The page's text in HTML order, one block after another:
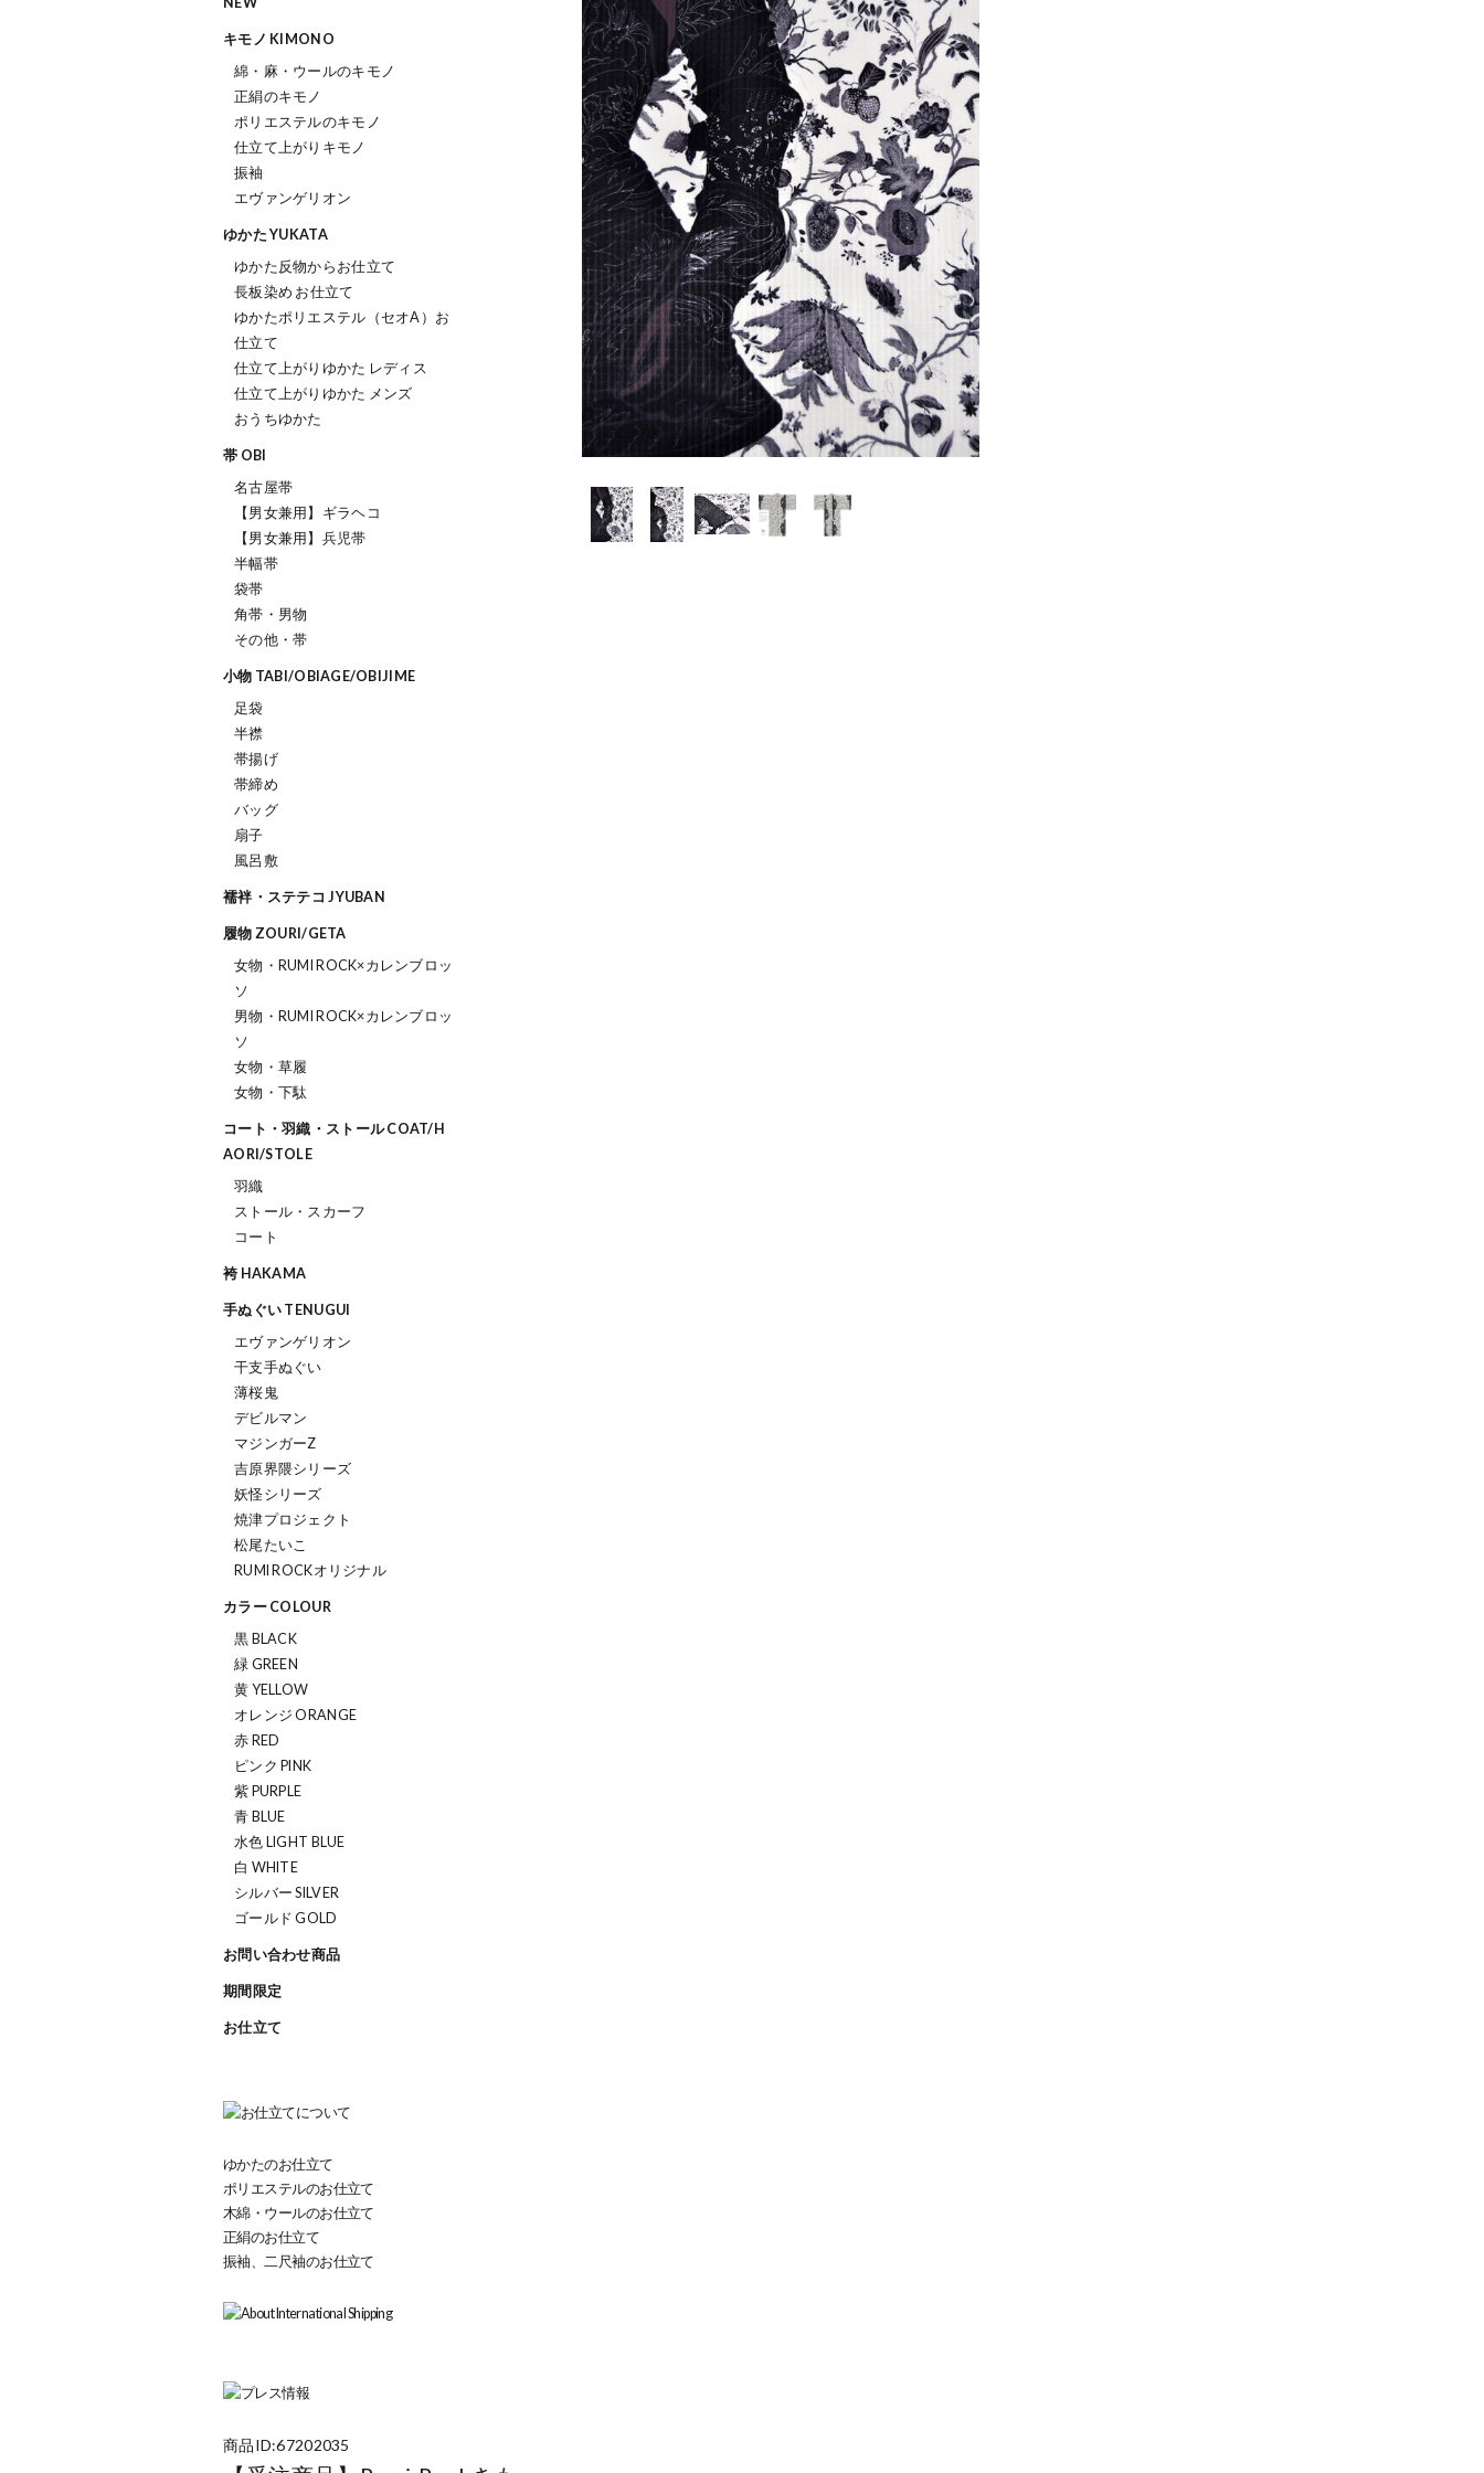
キモノ KIMONO
綿・麻・ウールのキモノ
正絹のキモノ
ポリエステルのキモノ
仕立て上がりキモノ
振袖
エヴァンゲリオン
ゆかた YUKATA
ゆかた反物からお仕立て
長板染め お仕立て
ゆかたポリエステル（セオΑ）お
仕立て
仕立て上がりゆかた レディス
仕立て上がりゆかた メンズ
おうちゆかた
帯 OBI
名古屋帯
【男女兼用】ギラヘコ
【男女兼用】兵児帯
半幅帯
袋帯
角帯・男物
その他・帯
小物 TABI/OBIAGE/OBIJIME
足袋
半襟
帯揚げ
帯締め
バッグ
扇子
風呂敷
襦袢・ステテコ JYUBAN
履物 ZOURI/GETA
女物・RUMI ROCK×カレンブロッ
ソ
男物・RUMI ROCK×カレンブロッ
ソ
女物・草履
女物・下駄
コート・羽織・ストール COAT/H
AORI/STOLE
羽織
ストール・スカーフ
コート
袴 HAKAMA
手ぬぐい TENUGUI
エヴァンゲリオン
干支手ぬぐい
薄桜鬼
デビルマン
マジンガーZ
吉原界隈シリーズ
妖怪シリーズ
焼津プロジェクト
松尾たいこ
RUMI ROCKオリジナル
カラー COLOUR
黒 BLACK
緑 GREEN
黄 YELLOW
オレンジ ORANGE
赤 RED
ピンク PINK
紫 PURPLE
青 BLUE
水色 LIGHT BLUE
白 WHITE
シルバー SILVER
ゴールド GOLD
お問い合わせ商品
期間限定
お仕立て
ゆかたのお仕立て
ポリエステルのお仕立て
木綿・ウールのお仕立て
正絹のお仕立て
振袖、二尺袖のお仕立て
商品ID:67202035